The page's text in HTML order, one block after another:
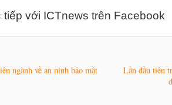
với ICTnews trên Facebook
ngành về an ninh bảo mật
Lần đầu tiên